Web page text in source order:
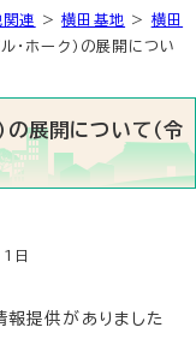
関連 >横田基地 > 横田
ホーク）の展開につい
の展開について（令
日
提供がありました